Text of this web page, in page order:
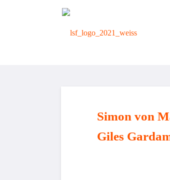
Simon von
Giles